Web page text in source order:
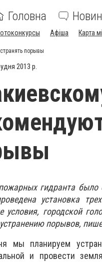
Головна
Афіша Карта
порывы
2013 р.
гидранта было
установка
условия, городской
порывов,
мы планируем
и провести